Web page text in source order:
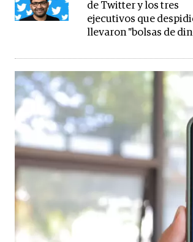
de Twitter y los tres
ejecutivos que
llevaron "bolsas de